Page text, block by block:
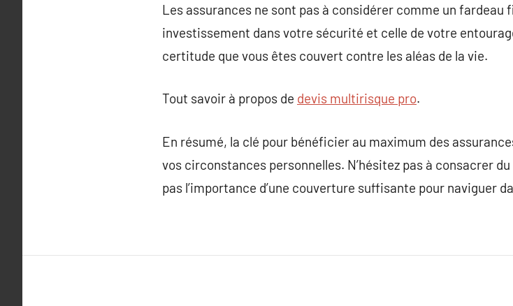
Les assurances ne sont pas à considérer comme un
investissement dans votre sécurité et celle de votre
certitude que vous êtes couvert contre les aléas de la vie.
Tout savoir à propos de devis multirisque pro.
En résumé, la clé pour bénéficier au maximum des
vos circonstances personnelles. N’hésitez pas à consacrer
pas l’importance d’une couverture suffisante pour naviguer